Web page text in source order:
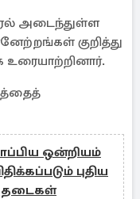
அடைந்துள்ள
குறித்து
உரையாற்றினார்.
ஒன்றியம்
புதிய
தடைகள்